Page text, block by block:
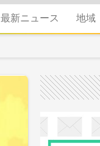
最新ニュース 地域